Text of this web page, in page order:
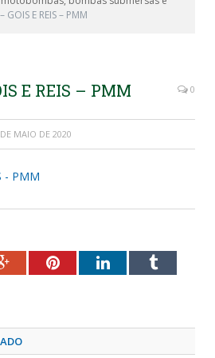
E REIS – PMM
E REIS – PMM 0
MAIO DE 2020
- PMM
Google+PinterestLinkedInTumblr